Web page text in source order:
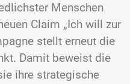
Menschen
Claim „Ich will zur
stellt erneut die
Damit beweist die
ihre strategische